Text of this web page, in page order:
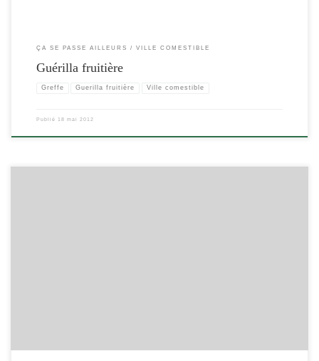
ÇA SE PASSE AILLEURS VILLE COMESTIBLE
Guérilla fruitière
Greffe Guerilla fruitière Ville comestible
Publié 18 mai 2012